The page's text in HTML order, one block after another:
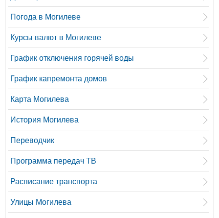
Погода в Могилеве
Курсы валют в Могилеве
График отключения горячей воды
График капремонта домов
Карта Могилева
История Могилева
Переводчик
Программа передач ТВ
Расписание транспорта
Улицы Могилева